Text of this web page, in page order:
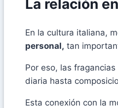
La relación
En la cultura italiana,
personal, tan
Por eso, las
diaria hasta
Esta conexión con la